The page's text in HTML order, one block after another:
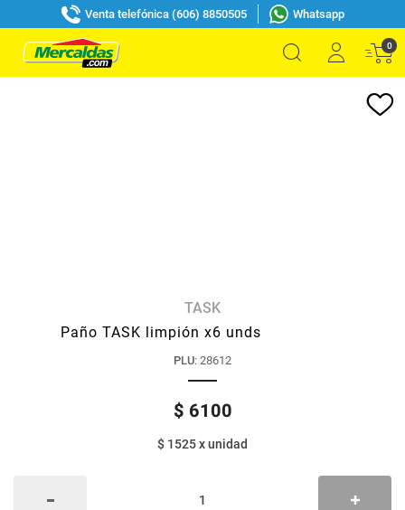
Venta telefónica (606) 8850505 Whatsapp
0
TASK
Paño TASK limpión x6 unds
PLU: 28612
$ 6100
$ 1525xunidad